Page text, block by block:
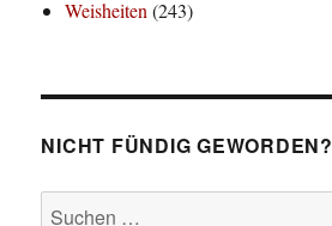
Weisheiten(243)
NICHT FÜNDIG GEWORDEN?
Suchen